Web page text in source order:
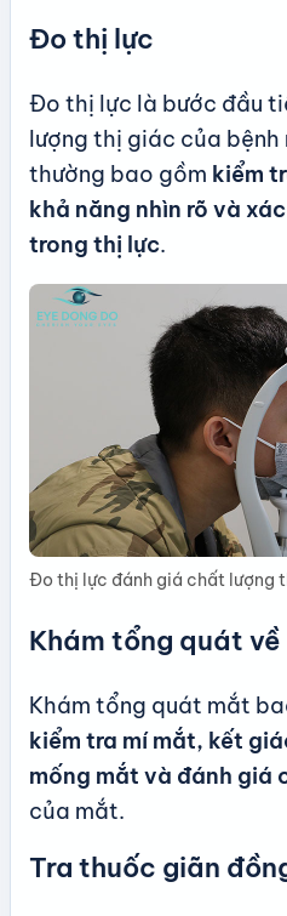
Đo thị lực
Đo thị lực là bước đầu
lượng thị giác của bệnh
thường bao gồm kiểm
khả năng nhìn rõ và
trong thị lực.
Đo thị lực đánh giá chất lượng
Khám tổng quát
Khám tổng quát mắt
kiểm tra mí mắt, kết
mống mắt và đánh giá
của mắt.
Tra thuốc giãn